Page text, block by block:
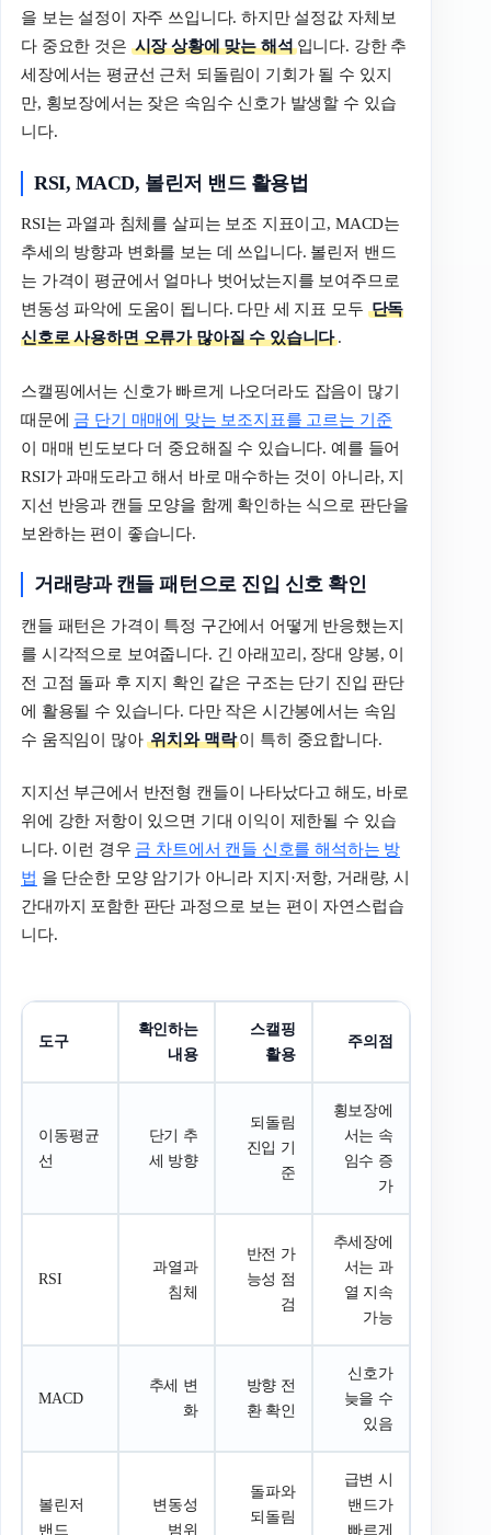
을 보는 설정이 자주 쓰입니다. 하지만 설정값 자체보
다 중요한 것은 시장 상황에 맞는 해석입니다. 강한 추
세장에서는 평균선 근처 되돌림이 기회가 될 수 있지
만, 횡보장에서는 잦은 속임수 신호가 발생할 수 있습
니다.
RSI, MACD, 볼린저 밴드 활용법
RSI는 과열과 침체를 살피는 보조 지표이고, MACD는
추세의 방향과 변화를 보는 데 쓰입니다. 볼린저 밴드
는 가격이 평균에서 얼마나 벗어났는지를 보여주므로
변동성 파악에 도움이 됩니다. 다만 세 지표 모두 단독
신호로 사용하면 오류가 많아질 수 있습니다 .
스캘핑에서는 신호가 빠르게 나오더라도 잡음이 많기
때문에 금 단기 매매에 맞는 보조지표를 고르는 기준
이 매매 빈도보다 더 중요해질 수 있습니다. 예를 들어
RSI가 과매도라고 해서 바로 매수하는 것이 아니라, 지
지선 반응과 캔들 모양을 함께 확인하는 식으로 판단을
보완하는 편이 좋습니다.
거래량과 캔들 패턴으로 진입 신호 확인
캔들 패턴은 가격이 특정 구간에서 어떻게 반응했는지
를 시각적으로 보여줍니다. 긴 아래꼬리, 장대 양봉, 이
전 고점 돌파 후 지지 확인 같은 구조는 단기 진입 판단
에 활용될 수 있습니다. 다만 작은 시간봉에서는 속임
수 움직임이 많아위치와 맥락 이 특히 중요합니다.
지지선 부근에서 반전형 캔들이 나타났다고 해도, 바로
위에 강한 저항이 있으면 기대 이익이 제한될 수 있습
니다. 이런 경우 금 차트에서 캔들 신호를 해석하는 방
법 을 단순한 모양 암기가 아니라 지지·저항, 거래량, 시
간대까지 포함한 판단 과정으로 보는 편이 자연스럽습
니다.
도구
확인하는
내용
스캘핑
활용
주의점
이동평균
선
단기 추
세 방향
되돌림
진입 기
준
횡보장에
서는 속
임수 증
가
RSI
과열과
침체
반전 가
능성 점
검
추세장에
서는 과
열 지속
가능
MACD
추세 변
화
방향 전
환 확인
신호가
늦을 수
있음
볼린저
밴드
변동성
범위
돌파와
되돌림
급변 시
밴드가
빠르게